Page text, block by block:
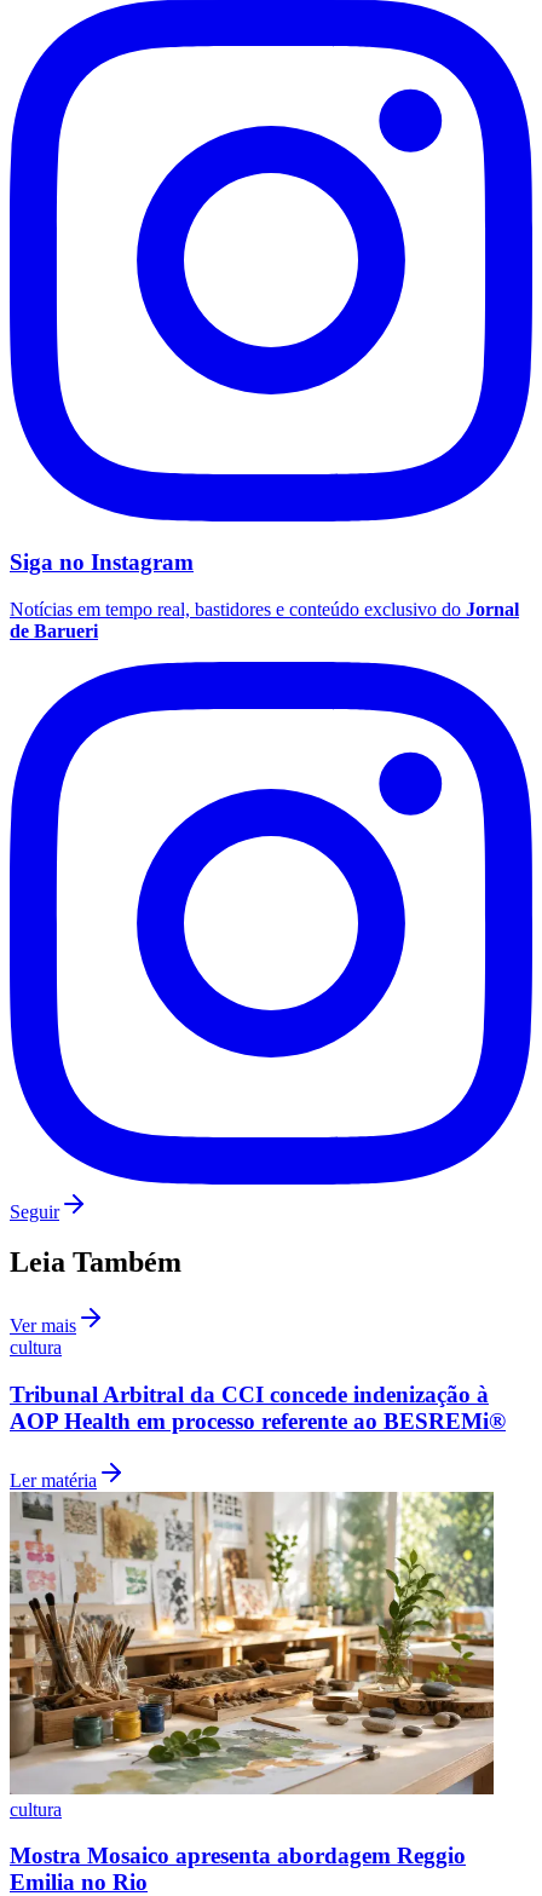
Flamengo
Fluminense
Siga no Instagram
Notícias em tempo real, bastidores e conteúdo exclusivo do Jornal
de Barueri
Seguir
Leia Também
Ver mais
cultura
Tribunal Arbitral da CCI concede indenização à
AOP Health em processo referente ao BESREMi®
Ler matéria
cultura
Mostra Mosaico apresenta abordagem Reggio
Emilia no Rio